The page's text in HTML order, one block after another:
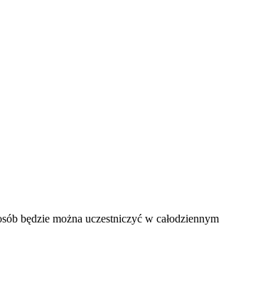
będzie można uczestniczyć w całodziennym